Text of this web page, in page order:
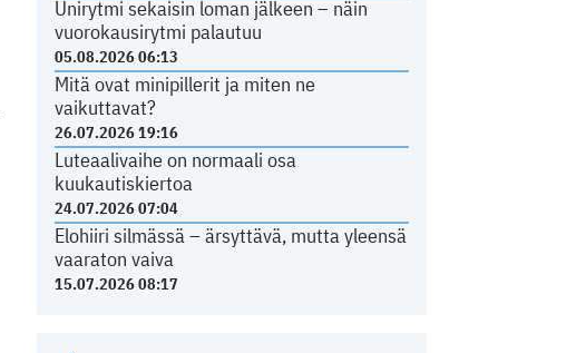
Unirytmi sekaisin loman jälkeen – näin
vuorokausirytmi palautuu
05.08.2026 06:13
Mitä ovat minipillerit ja miten ne
vaikuttavat?
26.07.2026 19:16
Luteaalivaihe on normaali osa
kuukautiskiertoa
24.07.2026 07:04
Elohiiri silmässä – ärsyttävä, mutta yleensä
vaaraton vaiva
15.07.2026 08:17